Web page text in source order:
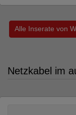
Alle Inserate von
Netzkabel im